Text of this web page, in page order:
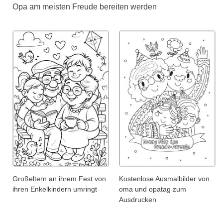
Opa am meisten Freude bereiten werden
Großeltern an ihrem Fest von
ihren Enkelkindern umringt
Kostenlose Ausmalbilder von
oma und opatag zum
Ausdrucken